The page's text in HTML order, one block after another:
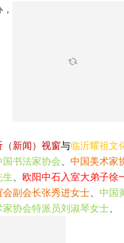
（新闻）视窗与临沂耀祖文
国书法家协会 中国美术家
生
欧阳中石入室大弟子徐
会副会长张秀进女士
中国
家协会特派员刘淑琴女士